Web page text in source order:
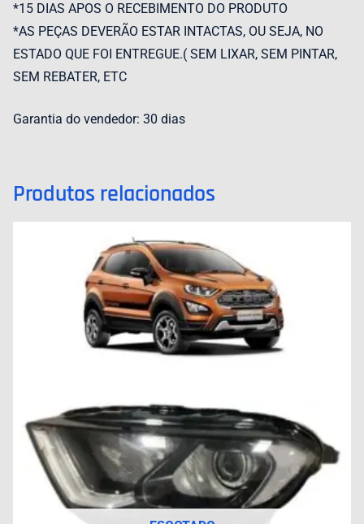
*15 DIAS APOS O RECEBIMENTO DO PRODUTO
*AS PEÇAS DEVERÃO ESTAR INTACTAS, OU SEJA, NO
ESTADO QUE FOI ENTREGUE.( SEM LIXAR, SEM PINTAR,
SEM REBATER, ETC
Garantia do vendedor: 30 dias
Produtos relacionados